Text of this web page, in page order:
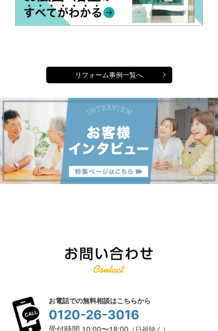
リフォーム事例一覧へ
お電話での無料相談はこちらから
0120-26-3016
（日祝除く）